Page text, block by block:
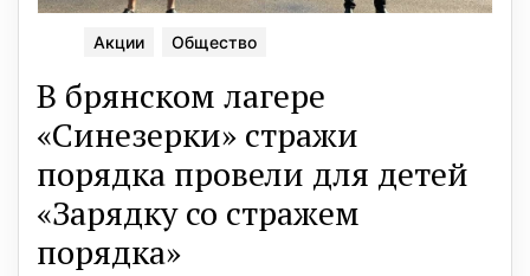
Акции Общество
В брянском лагере
«Синезерки» стражи
порядка провели для детей
«Зарядку со стражем
порядка»